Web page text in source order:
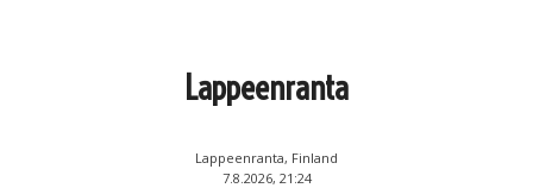
Lappeenranta
Lappeenranta, Finland
7.8.2026, 21:24